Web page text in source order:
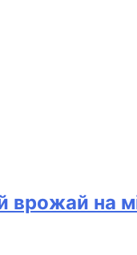
врожай на